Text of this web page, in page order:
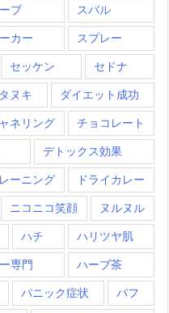
ブ スバル
カー スプレー
セッケン セドナ
タヌキ ダイエット成功
ネリング チョコレート
デトックス効果
ーニング ドライカレー
ニコニコ笑顔 ヌルヌル
ハチ ハリツヤ肌
専門 ハーブ茶
パニック症状 パフ